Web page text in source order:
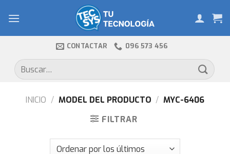
CONTACTAR 096 573 456
Buscar
por:
INICIO / MODEL DEL PRODUCTO / MYC-6406
FILTRAR